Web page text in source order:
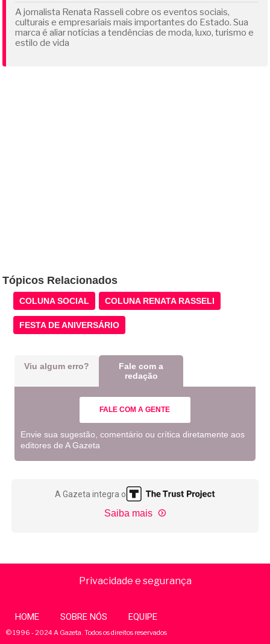
A jornalista Renata Rasseli cobre os eventos sociais,
culturais e empresariais mais importantes do Estado. Sua
marca é aliar notícias a tendências de moda, luxo, turismo e
estilo de vida
Tópicos Relacionados
COLUNA SOCIAL COLUNA RENATA RASSELI
FESTA DE ANIVERSÁRIO
Viu algum erro?
Fale com a
redação
FALE COM A GENTE
Envie sua sugestão, comentário ou crítica diretamente aos
editores de A Gazeta
A Gazeta integra o
Saiba mais
Privacidade e segurança
HOME SOBRE NÓS EQUIPE
© 1996 - 2024 A Gazeta. Todos os direitos reservados